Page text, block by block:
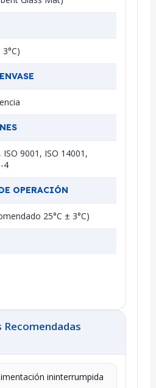
ISO 9001, ISO 14001,
4
OPERACIÓN
25°C ± 3°C)
Recomendadas
ininterrumpida